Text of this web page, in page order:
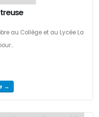
au Collège et au Lycée La
→